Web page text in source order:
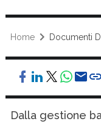
Home Documenti
Dalla gestione